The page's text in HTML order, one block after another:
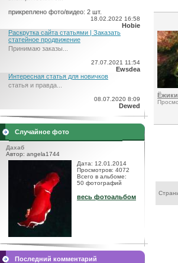
прикреплено фото/видео: 2 шт.
18.02.2022 16:58
Hobie
Раскрутка сайта статьями | Заказать
статейное продвижение
Принимаю заказы...
27.07.2021 11:54
Ewsdea
Интересная статья для новичков
статья и правда...
08.07.2020 8:09
Dewed
Случайное фото
Дахаб
Автор: angela1744
Дата: 12.01.2014
Просмотров: 4072
Всего в альбоме:
50 фотографий
весь фотоальбом
Последний комментарий
Ёжики